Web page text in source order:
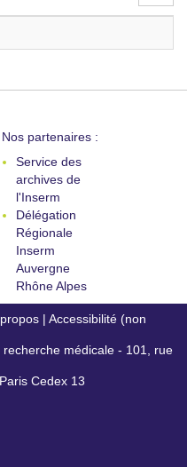
Nos partenaires :
Service des
archives de
l'Inserm
Délégation
Régionale
Inserm
Auvergne
Rhône Alpes
| Accessibilité (non
médicale - 101, rue
Cedex 13